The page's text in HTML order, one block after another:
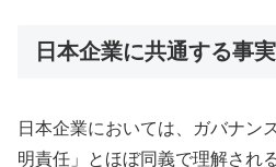
日本企業に共通する事実
日本企業においては、ガバナン
明責任」とほぼ同義で理解され